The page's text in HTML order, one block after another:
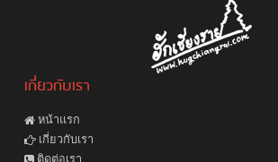
เกี่ยวกับเรา
หน้าแรก
เกี่ยวกับเรา
ติดต่อเรา